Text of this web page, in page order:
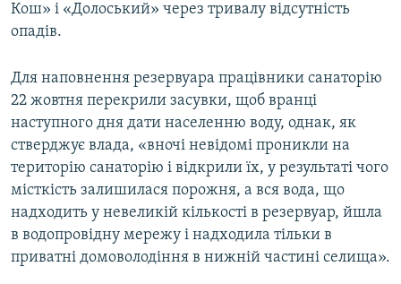
Кош» і «Долоський» через тривалу відсутність
опадів.
Для наповнення резервуара працівники санаторію
22 жовтня перекрили засувки, щоб вранці
наступного дня дати населенню воду, однак, як
стверджує влада, «вночі невідомі проникли на
територію санаторію і відкрили їх, у результаті чого
місткість залишилася порожня, а вся вода, що
надходить у невеликій кількості в резервуар, йшла
в водопровідну мережу і надходила тільки в
приватні домоволодіння в нижній частині селища».